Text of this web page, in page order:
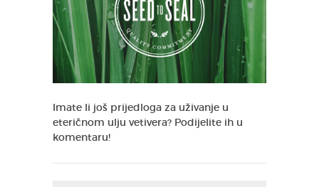
Imate li još prijedloga za uživanje u
eteričnom ulju vetivera? Podijelite ih u
komentaru!